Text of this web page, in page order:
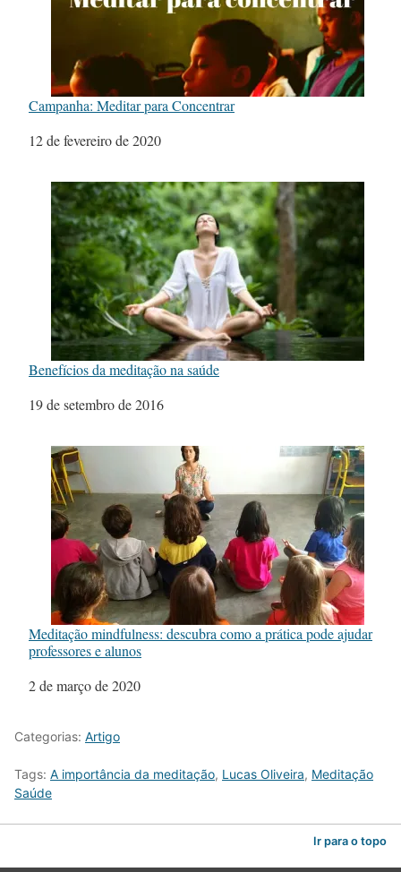
Campanha: Meditar para Concentrar
Data
12 de fevereiro de 2020
Benefícios da meditação na saúde
Data
19 de setembro de 2016
Meditação mindfulness: descubra como a prática pode ajudar
professores e alunos
Data
2 de março de 2020
Categorias: Artigo
Tags: A importância da meditação, Lucas Oliveira, Meditação
Saúde
Ir para o topo